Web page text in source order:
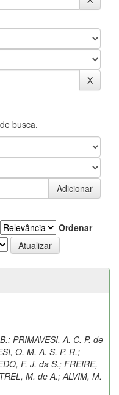
busca.
Ordenar
; PRIMAVESI, A. C. P. de
O. M. A. S. P. R.;
F. J. da S.; FREIRE,
M. de A.; ALVIM, M.